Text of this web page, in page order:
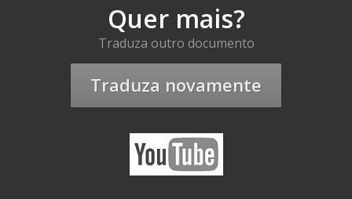
Quer mais?
Traduza outro documento
Traduza novamente